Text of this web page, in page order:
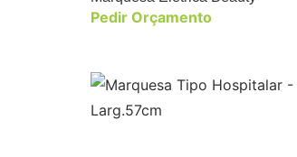
Pedir Orçamento